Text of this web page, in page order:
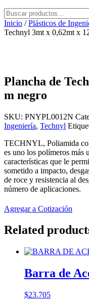
Buscar
por:
Inicio /Plásticos de
Technyl 3mt x 0,62mt x
Plancha de
m negro
SKU: PNYPL0012N
Ingeniería, Technyl
TECHNYL, Poliamida
es uno los polímeros más
características que le
sometido a impacto,
de roce y resistencia al
número de aplicaciones.
Agregar a Cotización
Related
Barra de
$23.705